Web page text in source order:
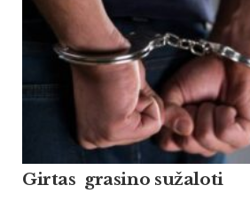
Girtas grasino sužaloti